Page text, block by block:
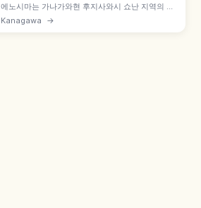
에노시마는 가나가와현 후지사와시 쇼난 지역의 인
기 섬으로, 도쿄에서 당일치기 여행지로 적합합니
다. 헤쓰·나카쓰·오쿠쓰 3사로 구성된 에노시마 신
Kanagawa →